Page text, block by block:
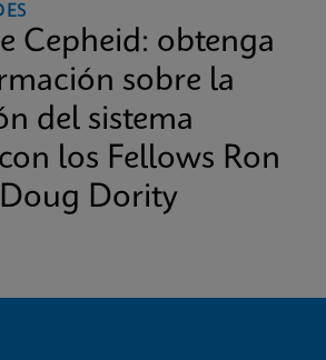
Cepheid: obtenga
sobre la
del sistema
los Fellows Ron
Dority